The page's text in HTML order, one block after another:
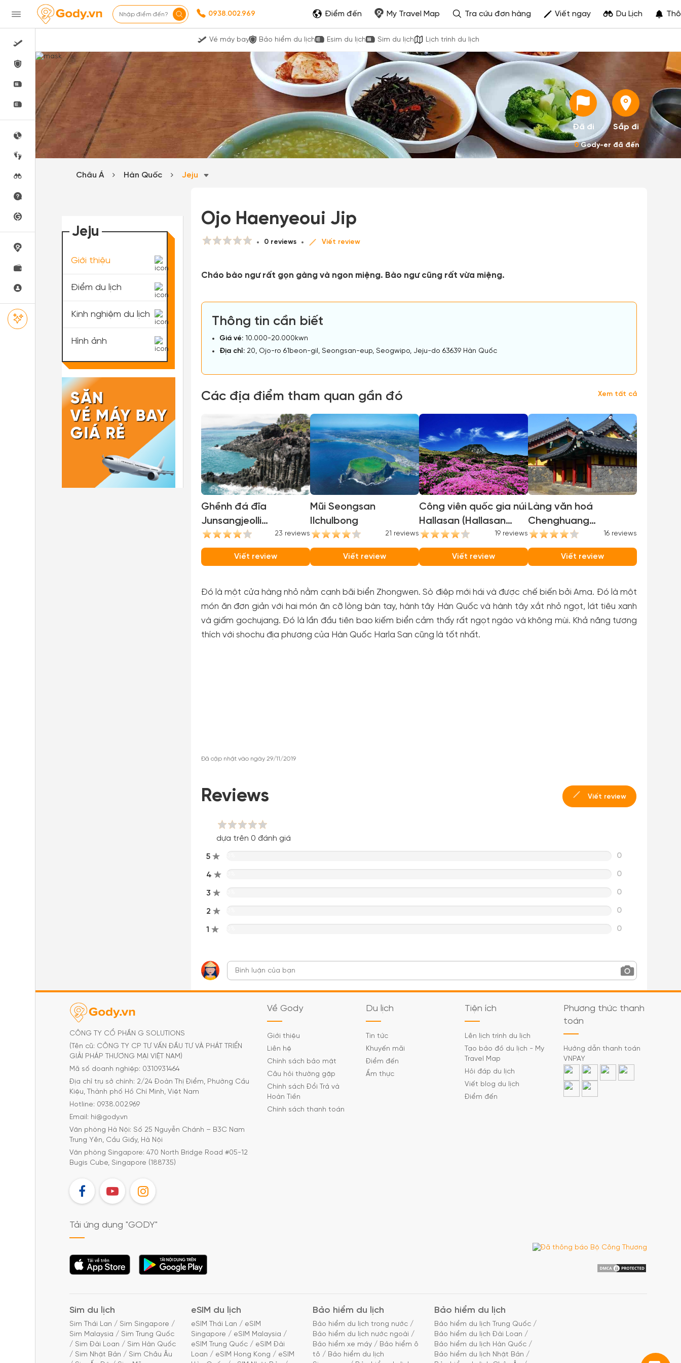
Nhập điểm đến? 0938.002.969 Điểm đến My Travel Map Tra cứu đơn hàng Viết ngay Du Lịch
Vé máy bay Bảo hiểm du lịch Esim du lịch Sim du lịch Lịch trình du lịch
Đã đi Sắp đi
0Gody-er đã đến
Châu Á Hàn Quốc Jeju
Ojo Haenyeoui Jip
0 reviews Viết review
Cháo bào ngư rất gọn gàng và ngon miệng. Bào ngư cũng rất vừa miệng.
Thông tin cần biết
Giá vé: 10.000-20.000kwn
Địa chỉ: 20, Ojo-ro 61beon-gil, Seongsan-eup, Seogwipo, Jeju-do 63639 Hàn Quốc
Các địa điểm tham quan gần đó Xem tất cả
Ghềnh đá đĩa
Junsangjeolli
(Jusangjeolli Cliffs)23 reviews
Viết review
Mũi Seongsan
Ilchulbong
21 reviews
Viết review
Công viên quốc gia núi
Hallasan (Hallasan
National Park)
19 reviews
Viết review
Làng văn hoá
Chenghuang
(Chenghuang Folk
Village)
16 reviews
Viết review
Đó là một cửa hàng nhỏ nằm cạnh bãi biển Zhongwen. Sò điệp mới hái và được chế biến bởi Ama. Đó là một
món ăn đơn giản với hai món ăn cỡ lòng bàn tay, hành tây Hàn Quốc và hành tây xắt nhỏ ngọt, lát tiêu xanh
và giấm gochujang. Đó là lần đầu tiên bao kiếm biển cảm thấy rất ngọt ngào và không mùi. Khả năng tương
thích với shochu địa phương của Hàn Quốc Harla San cũng là tốt nhất.
Đã cập nhật vào ngày 29/11/2019
Reviews Viết review
dựa trên 0 đánh giá
5 0
4 0
3 0
2 0
1 0
Jeju
Giới thiệu
Điểm du lịch
Kinh nghiệm du lịch
Hình ảnh
CÔNG TY CỔ PHẦN G SOLUTIONS
(Tên cũ: CÔNG TY CP TƯ VẤN ĐẦU TƯ VÀ PHÁT TRIỂN
GIẢI PHÁP THƯƠNG MẠI VIỆT NAM)
Mã số doanh nghiệp: 0310931464
Địa chỉ trụ sở chính: 2/24 Đoàn Thị Điểm, Phường Cầu
Kiệu, Thành phố Hồ Chí Minh, Việt Nam
Hotline: 0938.002.969
Email: hi@gody.vn
Văn phòng Hà Nội: Số 25 Nguyễn Chánh – B3C Nam
Trung Yên, Cầu Giấy, Hà Nội
Văn phòng Singapore: 470 North Bridge Road #05-12
Bugis Cube, Singapore (188735)
FB YT IG
Về Gody
Giới thiệu
Liên hệ
Chính sách bảo mật
Câu hỏi thường gặp
Chính sách Đổi Trả và
Hoàn Tiền
Chính sách thanh toán
Du lịch
Tin tức
Khuyến mãi
Điểm đến
Ẩm thực
Tiện ích
Lên lịch trình du lịch
Tạo bảo đồ du lịch - My
Travel Map
Hỏi đáp du lịch
Viết blog du lịch
Điểm đến
Phương thức thanh
toán
Hướng dẫn thanh toán
VNPAY
Tải ứng dụng "GODY"
Tải ứng dụng Tải ứng dụng
Sim du lịch
Sim Thái Lan / Sim Singapore /
Sim Malaysia / Sim Trung Quốc
/ Sim Đài Loan / Sim Hàn Quốc
/ Sim Nhật Bản / Sim Châu Âu
eSIM du lịch
eSIM Thái Lan / eSIM
Singapore / eSIM Malaysia /
eSIM Trung Quốc / eSIM Đài
Loan / eSIM Hong Kong / eSIM
Bảo hiểm du lịch
Bảo hiểm du lịch trong nước /
Bảo hiểm du lịch nước ngoài /
Bảo hiểm xe máy / Bảo hiểm ô
tô / Bảo hiểm du lịch
Bảo hiểm du lịch
Bảo hiểm du lịch Trung Quốc /
Bảo hiểm du lịch Đài Loan /
Bảo hiểm du lịch Hàn Quốc /
Bảo hiểm du lịch Nhật Bản /